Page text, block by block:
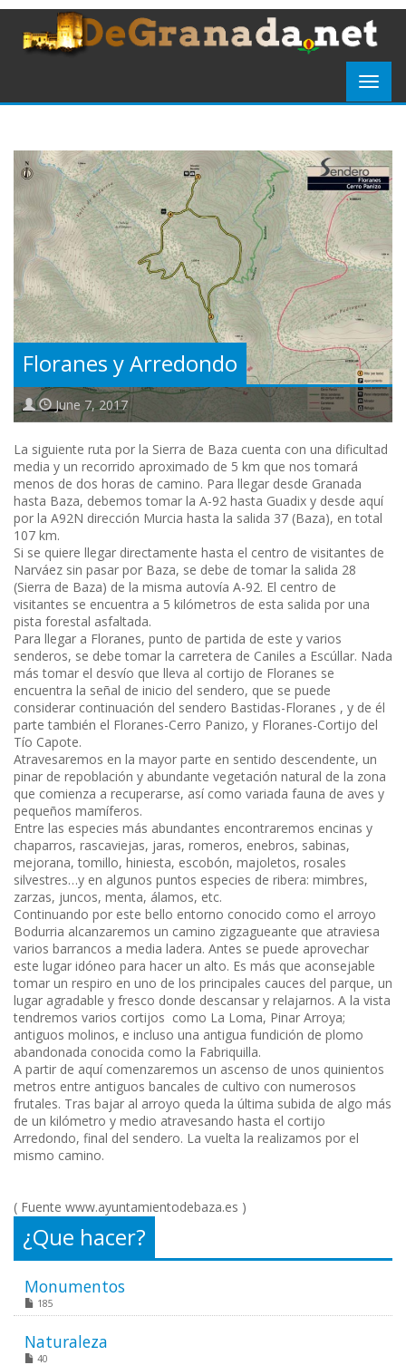
Floranes y Arredondo
June 7, 2017
La siguiente ruta por la Sierra de Baza cuenta con una dificultad
media y un recorrido aproximado de 5 km que nos tomará
menos de dos horas de camino. Para llegar desde Granada
hasta Baza, debemos tomar la A-92 hasta Guadix y desde aquí
por la A92N dirección Murcia hasta la salida 37 (Baza), en total
107 km.
Si se quiere llegar directamente hasta el centro de visitantes de
Narváez sin pasar por Baza, se debe de tomar la salida 28
(Sierra de Baza) de la misma autovía A-92. El centro de
visitantes se encuentra a 5 kilómetros de esta salida por una
pista forestal asfaltada.
Para llegar a Floranes, punto de partida de este y varios
senderos, se debe tomar la carretera de Caniles a Escúllar. Nada
más tomar el desvío que lleva al cortijo de Floranes se
encuentra la señal de inicio del sendero, que se puede
considerar continuación del sendero Bastidas-Floranes , y de él
parte también el Floranes-Cerro Panizo, y Floranes-Cortijo del
Tío Capote.
Atravesaremos en la mayor parte en sentido descendente, un
pinar de repoblación y abundante vegetación natural de la zona
que comienza a recuperarse, así como variada fauna de aves y
pequeños mamíferos.
Entre las especies más abundantes encontraremos encinas y
chaparros, rascaviejas, jaras, romeros, enebros, sabinas,
mejorana, tomillo, hiniesta, escobón, majoletos, rosales
silvestres…y en algunos puntos especies de ribera: mimbres,
zarzas, juncos, menta, álamos, etc.
Continuando por este bello entorno conocido como el arroyo
Bodurria alcanzaremos un camino zigzagueante que atraviesa
varios barrancos a media ladera. Antes se puede aprovechar
este lugar idóneo para hacer un alto. Es más que aconsejable
tomar un respiro en uno de los principales cauces del parque, un
lugar agradable y fresco donde descansar y relajarnos. A la vista
tendremos varios cortijos como La Loma, Pinar Arroya;
antiguos molinos, e incluso una antigua fundición de plomo
abandonada conocida como la Fabriquilla.
A partir de aquí comenzaremos un ascenso de unos quinientos
metros entre antiguos bancales de cultivo con numerosos
frutales. Tras bajar al arroyo queda la última subida de algo más
de un kilómetro y medio atravesando hasta el cortijo
Arredondo, final del sendero. La vuelta la realizamos por el
mismo camino.
( Fuente www.ayuntamientodebaza.es )
¿Que hacer?
Monumentos
185
Naturaleza
40